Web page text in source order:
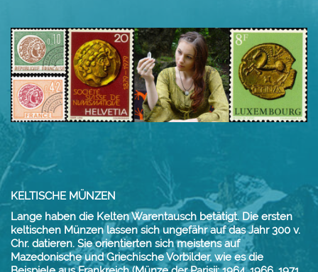
KELTISCHE MÜNZEN
Lange haben die Kelten Warentausch betätigt. Die ersten
keltischen Münzen lassen sich ungefähr auf das Jahr 300 v.
Chr. datieren. Sie orientierten sich meistens auf
Mazedonische und Griechische Vorbilder, wie es die